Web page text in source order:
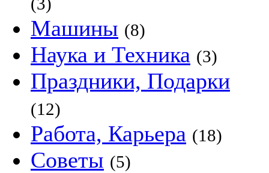
Машины (8)
Наука и Техника (3)
Праздники, Подарки
(12)
Работа, Карьера (18)
Советы (5)